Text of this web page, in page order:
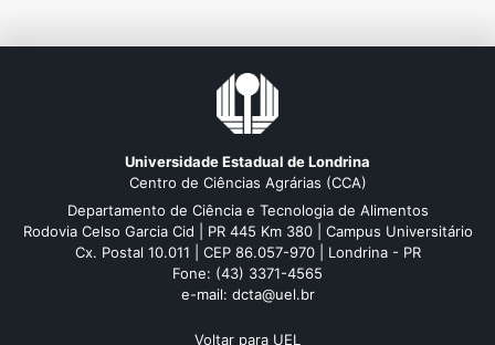
Universidade Estadual de Londrina
Centro de Ciências Agrárias (CCA)
Departamento de Ciência e Tecnologia de Alimentos
Rodovia Celso Garcia Cid | PR 445 Km 380 | Campus Universitário
Cx. Postal 10.011 | CEP 86.057-970 | Londrina - PR
Fone: (43) 3371-4565
e-mail: dcta@uel.br
Voltar para UEL